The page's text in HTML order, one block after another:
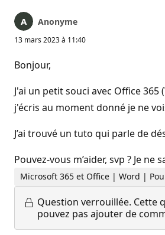
Anonyme
13 mars 2023 à 11:40
Bonjour,
J'ai un petit souci avec Office
j'écris au moment donné je ne
J’ai trouvé un tuto qui parle de
Pouvez-vous m’aider, svp ? Je
Microsoft 365 et Office | Word |
Question verrouillée. Cette
pouvez pas ajouter de